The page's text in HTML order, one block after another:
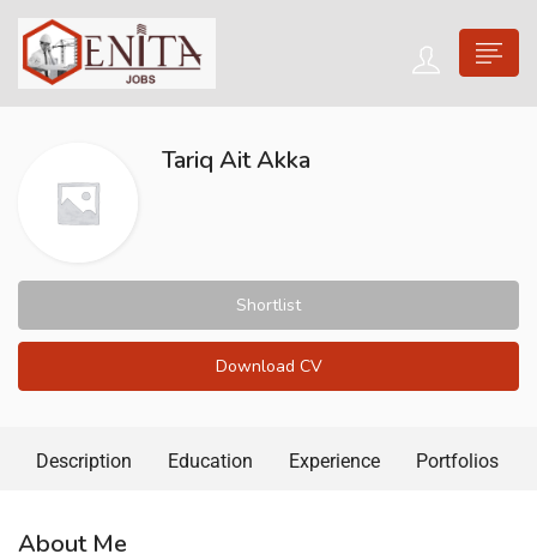
Tariq Ait Akka
Shortlist
Download CV
Description Education Experience Portfolios
About Me